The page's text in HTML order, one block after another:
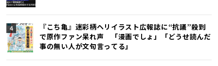
『こち亀』迷彩柄ヘリイラスト広報誌に“抗議”殺到
で原作ファン呆れ声 「漫画でしょ」「どうせ読んだ
事の無い人が文句言ってる」